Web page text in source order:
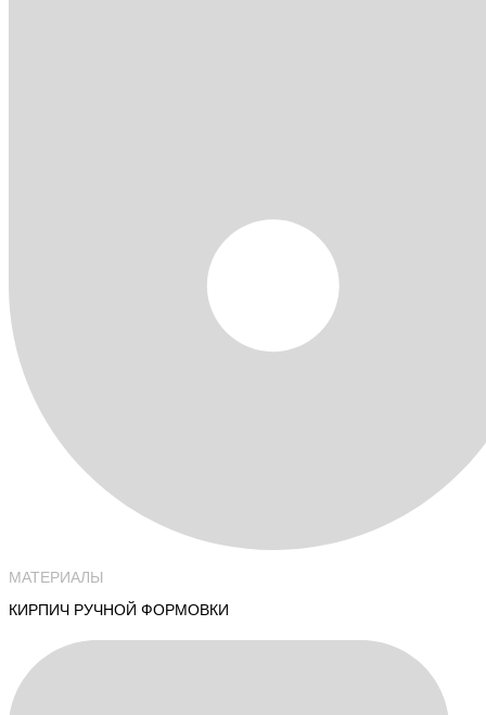
МАТЕРИАЛЫ
КИРПИЧ РУЧНОЙ ФОРМОВКИ